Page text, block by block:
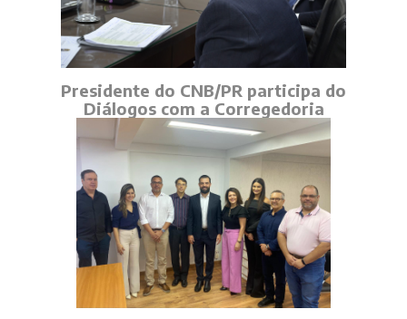
Presidente do CNB/PR participa do
Diálogos com a Corregedoria